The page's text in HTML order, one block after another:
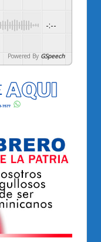
-:--
Powered By GSpeech